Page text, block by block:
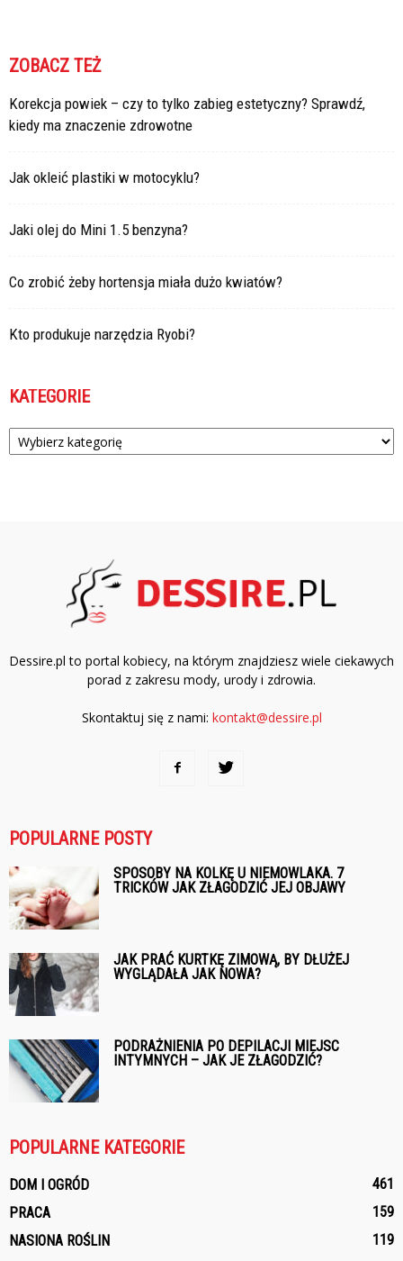
ZOBACZ TEŻ
Korekcja powiek – czy to tylko zabieg estetyczny? Sprawdź,
kiedy ma znaczenie zdrowotne
Jak okleić plastiki w motocyklu?
Jaki olej do Mini 1.5 benzyna?
Co zrobić żeby hortensja miała dużo kwiatów?
Kto produkuje narzędzia Ryobi?
KATEGORIE
Kategorie
Dessire.pl to portal kobiecy, na którym znajdziesz wiele ciekawych
porad z zakresu mody, urody i zdrowia.
Skontaktuj się z nami: kontakt@dessire.pl
POPULARNE POSTY
SPOSOBY NA KOLKĘ U NIEMOWLAKA. 7
TRICKÓW JAK ZŁAGODZIĆ JEJ OBJAWY
JAK PRAĆ KURTKĘ ZIMOWĄ, BY DŁUŻEJ
WYGLĄDAŁA JAK NOWA?
PODRAŻNIENIA PO DEPILACJI MIEJSC
INTYMNYCH – JAK JE ZŁAGODZIĆ?
POPULARNE KATEGORIE
DOM I OGRÓD
461
PRACA
159
NASIONA ROŚLIN
119